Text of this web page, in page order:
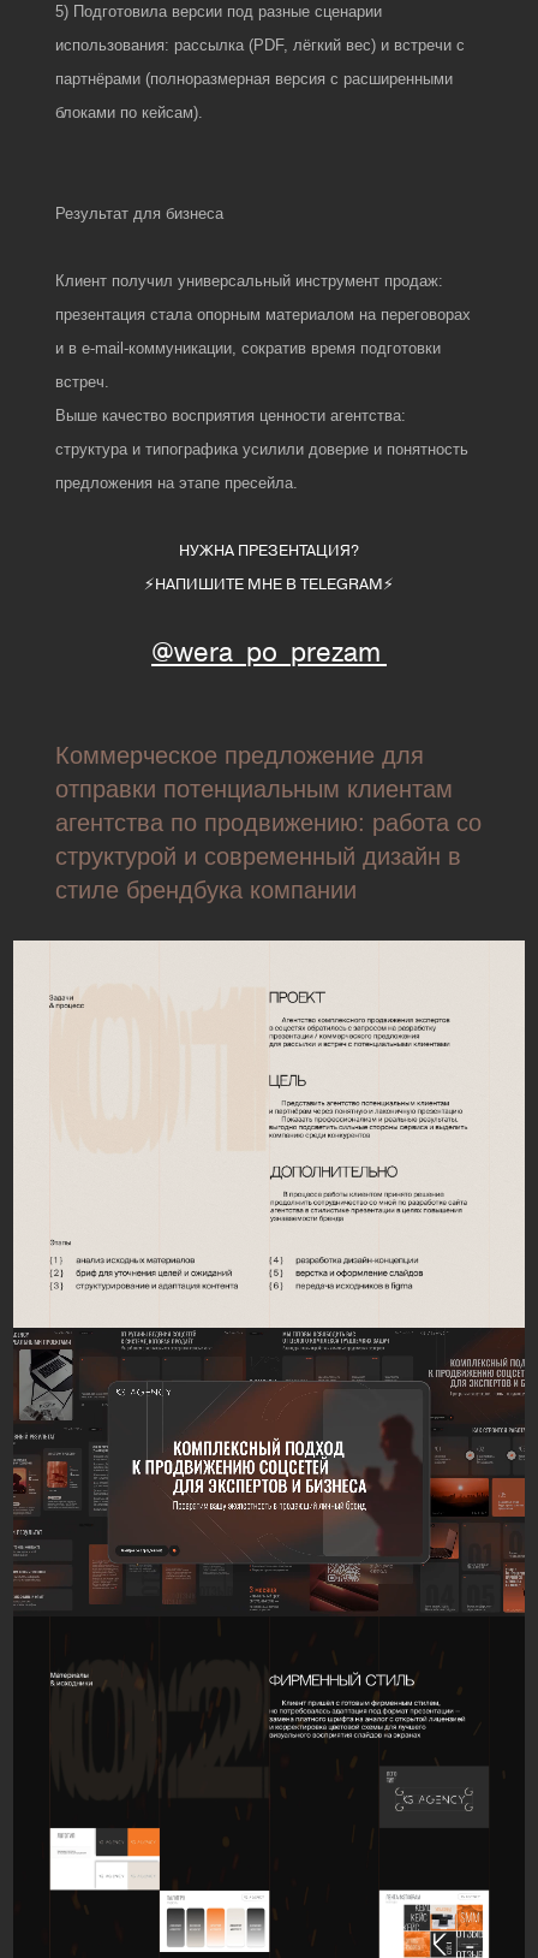
5) Подготовила версии под разные сценарии
использования: рассылка (PDF, лёгкий вес) и встречи с
партнёрами (полноразмерная версия с расширенными
блоками по кейсам)​.
Результат для бизнеса
Клиент получил универсальный инструмент продаж:
презентация стала опорным материалом на переговорах
и в e‑mail‑коммуникации, сократив время подготовки
встреч.
Выше качество восприятия ценности агентства:
структура и типографика усилили доверие и понятность
предложения на этапе пресейла.
НУЖНА ПРЕЗЕНТАЦИЯ?
⚡️НАПИШИТЕ МНЕ В TELEGRAM⚡️
@wera_po_prezam
Коммерческое предложение для
отправки потенциальным клиентам
агентства по продвижению: работа со
структурой и современный дизайн в
стиле брендбука компании